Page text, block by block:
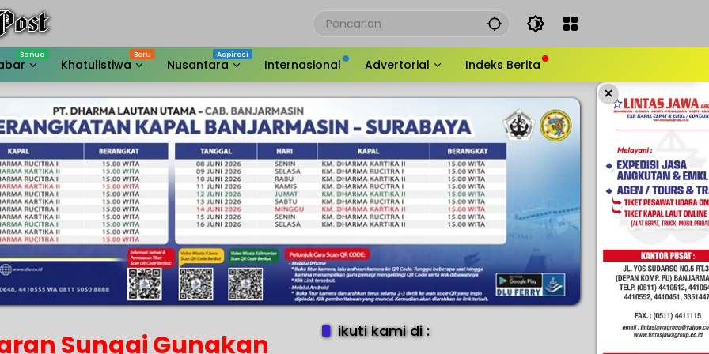
Khatulistiwa Nusantara Internasional Advertorial Indeks Berita
×
Sungai Gunakan
ikuti kami di :